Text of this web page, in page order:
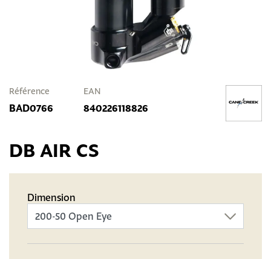
Référence
BAD0766
EAN
840226118826
DB AIR CS
Dimension